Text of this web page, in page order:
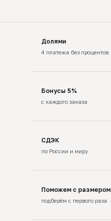
Долями
4 платежа без процентов
Бонусы 5%
с каждого заказа
СДЭК
по России и миру
Поможем с размером
подберём с первого раза